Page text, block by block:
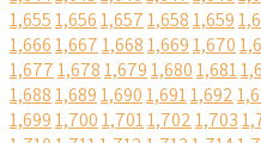
1,6551,6561,6571,6581,659
1,6661,6671,6681,6691,670
1,6771,6781,6791,6801,681
1,6881,6891,6901,6911,692
1,6991,7001,7011,7021,703